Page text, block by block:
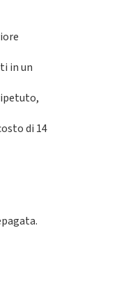
in un
di 14